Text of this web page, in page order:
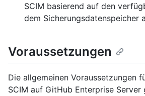
SCIM basierend auf den
dem Sicherungsdatenspeicher
Voraussetzungen
Die allgemeinen Voraussetzungen
SCIM auf GitHub Enterprise Server